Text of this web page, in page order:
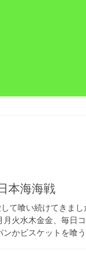
本海海戦
て喰い続けてきま
火水木金金、毎日
ンかビスケットを喰